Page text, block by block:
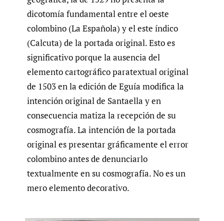
dicotomía fundamental entre el oeste
colombino (La Española) y el este índico
(Calcuta) de la portada original. Esto es
significativo porque la ausencia del
elemento cartográfico paratextual original
de 1503 en la edición de Eguía modifica la
intención original de Santaella y en
consecuencia matiza la recepción de su
cosmografía. La intención de la portada
original es presentar gráficamente el error
colombino antes de denunciarlo
textualmente en su cosmografía. No es un
mero elemento decorativo.